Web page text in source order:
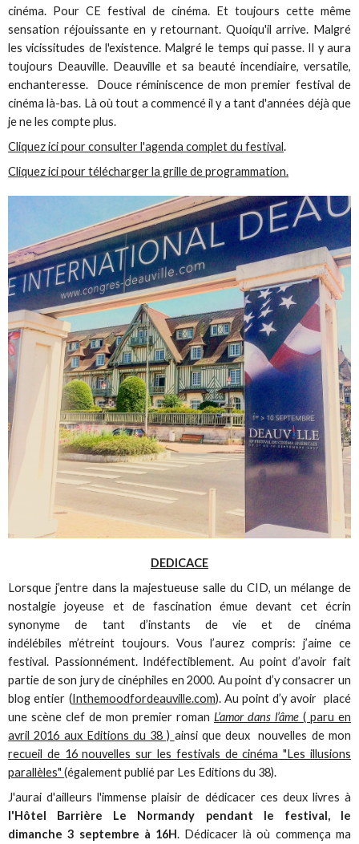
cinéma. Pour CE festival de cinéma. Et toujours cette même
sensation réjouissante en y retournant. Quoiqu'il arrive. Malgré
les vicissitudes de l'existence. Malgré le temps qui passe. Il y aura
toujours Deauville. Deauville et sa beauté incendiaire, versatile,
enchanteresse. Douce réminiscence de mon premier festival de
cinéma là-bas. Là où tout a commencé il y a tant d'années déjà que
je ne les compte plus.
Cliquez ici pour consulter l'agenda complet du festival.
Cliquez ici pour télécharger la grille de programmation.
DEDICACE
Lorsque j’entre dans la majestueuse salle du CID, un mélange de
nostalgie joyeuse et de fascination émue devant cet écrin
synonyme de tant d’instants de vie et de cinéma
indélébiles m’étreint toujours. Vous l’aurez compris: j’aime ce
festival. Passionnément. Indéfectiblement. Au point d’avoir fait
partie de son jury de cinéphiles en 2000. Au point d’y consacrer un
blog entier (Inthemoodfordeauville.com). Au point d’y avoir placé
une scène clef de mon premier roman L’amor dans l’âme( paru en
avril 2016 aux Editions du 38 ) ainsi que deux nouvelles de mon
recueil de 16 nouvelles sur les festivals de cinéma "Les illusions
parallèles"(également publié par Les Editions du 38).
J'aurai d'ailleurs l'immense plaisir de dédicacer ces deux livres à
l'Hôtel Barrière Le Normandy pendant le festival, le
dimanche 3 septembre à 16H. Dédicacer là où commença ma